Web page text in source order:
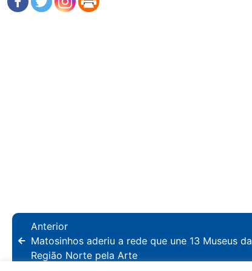
Anterior
Matosinhos aderiu a rede que une 13 Museus da
Região Norte pela Arte